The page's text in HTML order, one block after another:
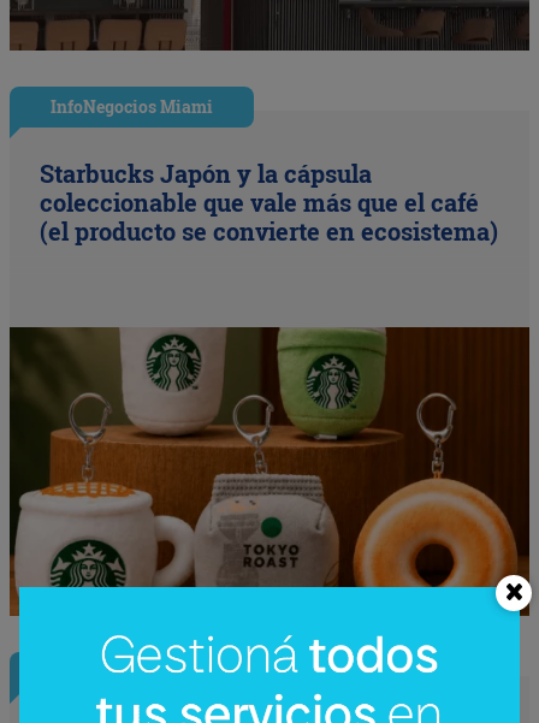
InfoNegocios Miami
Starbucks Japón y la cápsula
coleccionable que vale más que el café
(el producto se convierte en ecosistema)
InfoConstrucción